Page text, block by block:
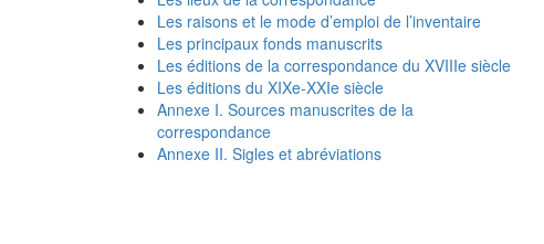
Les raisons et le mode d’emploi de l’inventaire
Les principaux fonds manuscrits
Les éditions de la correspondance du XVIIIe siècle
Les éditions du XIXe-XXIe siècle
Annexe I. Sources manuscrites de la
correspondance
Annexe II. Sigles et abréviations